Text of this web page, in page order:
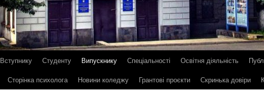
Вступнику Студенту Випускнику Спеціальності Освітня діяльність
Сторінка психолога Новини коледжу Грантові проєкти Скринька довіри